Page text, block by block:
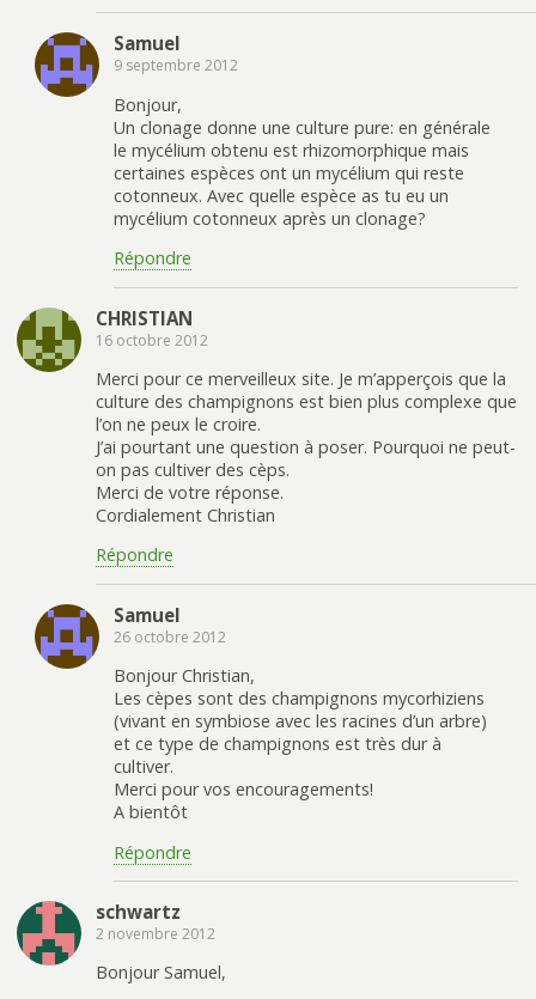
Samuel
9 septembre 2012
Bonjour,
Un clonage donne une culture pure: en générale
le mycélium obtenu est rhizomorphique mais
certaines espèces ont un mycélium qui reste
cotonneux. Avec quelle espèce as tu eu un
mycélium cotonneux après un clonage?
Répondre
CHRISTIAN
16 octobre 2012
Merci pour ce merveilleux site. Je m’apperçois que la
culture des champignons est bien plus complexe que
l’on ne peux le croire.
J’ai pourtant une question à poser. Pourquoi ne peut-
on pas cultiver des cèps.
Merci de votre réponse.
Cordialement Christian
Répondre
Samuel
26 octobre 2012
Bonjour Christian,
Les cèpes sont des champignons mycorhiziens
(vivant en symbiose avec les racines d’un arbre)
et ce type de champignons est très dur à
cultiver.
Merci pour vos encouragements!
A bientôt
Répondre
schwartz
2 novembre 2012
Bonjour Samuel,